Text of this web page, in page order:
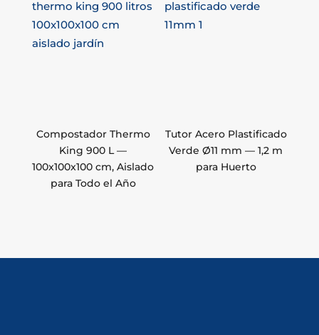
Compostador Thermo
King 900 L —
100x100x100 cm, Aislado
para Todo el Año
Tutor Acero Plastificado
Verde Ø11 mm — 1,2 m
para Huerto